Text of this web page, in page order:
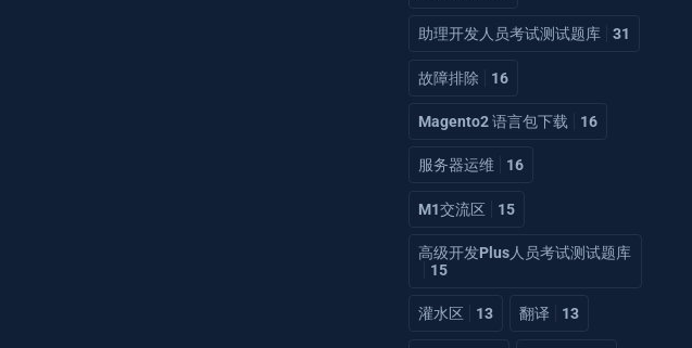
助理开发人员考试测试题库 31
故障排除 16
Magento2 语言包下载 16
服务器运维 16
M1交流区 15
高级开发Plus人员考试测试题库
15
灌水区 13 翻译 13